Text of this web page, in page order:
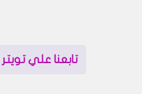
تابعنا علي تويتر